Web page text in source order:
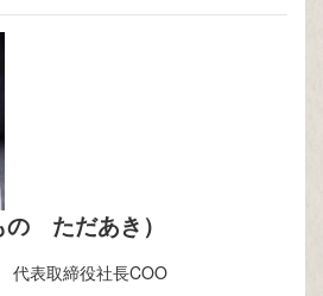
ただあき）
代表取締役社長COO